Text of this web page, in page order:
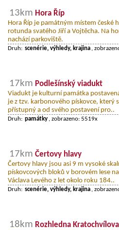
13km Hora Říp
Hora Říp je památným místem české
rotunda svatého Jiří a Vojtěcha. Na
nachází parkoviště.
Druh: scenérie, výhledy, krajina ,
17km Podlešínský viadukt
Viadukt je kulturní památka
je z tzv. karbonového pískovce, který
přístupný a od svého postavení pro..
Druh: památky , zobrazeno: 5519x
17km Čertovy hlavy
Čertovy hlavy jsou asi 9 m vysoké
pískovcových bloků v borovém lese
Václava Levého z let okolo roku 184..
Druh: scenérie, výhledy, krajina ,
18km Rozhledna